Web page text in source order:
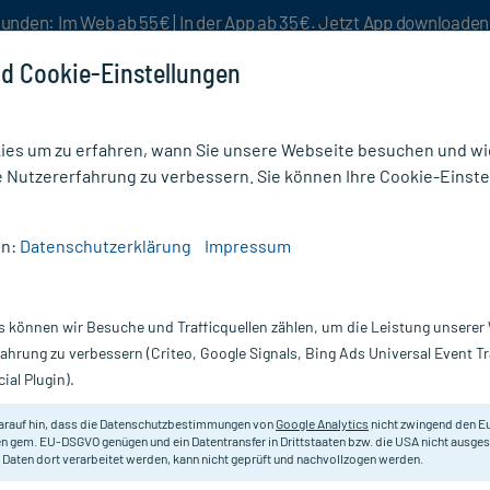
Im Web ab 55€ | In der App ab 35€. Jetzt App
Nur für kurze Zeit:Gratis-Versand* ab 19€ Mindestbestellwert!
120 St Nahrungsergänzungsmittel mit
Darreichung:
Cookie-Einstellungen
um zu erfahren, wann Sie unsere Webseite besuchen und
Nutzererfahrung zu verbessern. Sie können Ihre Cookie-
Datenschutzerklärung Impressum
können wir Besuche und Trafficquellen zählen, um die Leistung unserer
zu verbessern (Criteo, Google Signals, Bing Ads Universal Event
Plugin).
hin, dass die Datenschutzbestimmungen vonGoogle Analytics nicht zwingend den
gem. EU-DSGVO genügen und ein Datentransfer in Drittstaaten bzw. die USA nicht
Daten dort verarbeitet werden, kann nicht geprüft und nachvollzogen werden.